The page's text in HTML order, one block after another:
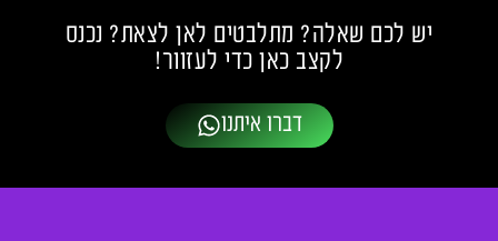
יש לכם שאלה? מתלבטים לאן לצאת? נכנס
לקצב כאן כדי לעזוור!
דברו איתנו